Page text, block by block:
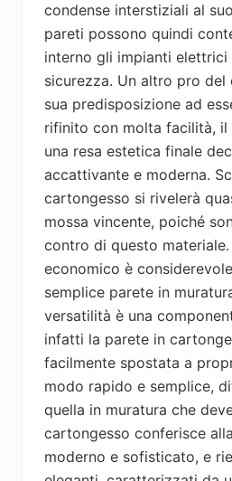
condense interstiziali al
pareti possono quindi
interno gli impianti
sicurezza. Un altro pro del
sua predisposizione ad
rifinito con molta facilità, il
una resa estetica finale
accattivante e moderna.
cartongesso si rivelerà
mossa vincente, poiché
contro di questo
economico è
semplice parete in
versatilità è una
infatti la parete in
facilmente spostata a
modo rapido e semplice,
quella in muratura che
cartongesso conferisce
moderno e sofisticato, e